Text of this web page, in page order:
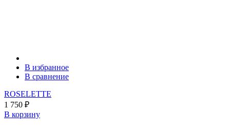
В избранное
В сравнение
ROSELETTE
1 750 ₽
В корзину